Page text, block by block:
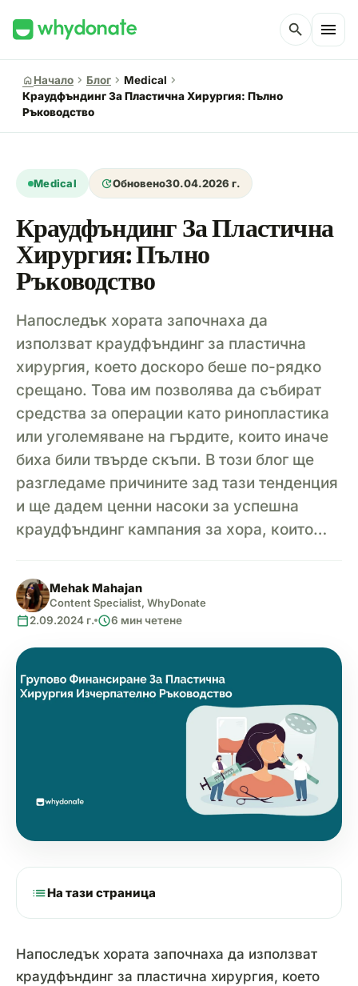
search menu
homeНачало chevron_right Блог chevron_right Medical chevron_right
Краудфъндинг За Пластична Хирургия: Пълно
Ръководство
Medical updateОбновено30.04.2026 г.
Краудфъндинг За Пластична
Хирургия: Пълно
Ръководство
Напоследък хората започнаха да
използват краудфъндинг за пластична
хирургия, което доскоро беше по-рядко
срещано. Това им позволява да събират
средства за операции като ринопластика
или уголемяване на гърдите, които иначе
биха били твърде скъпи. В този блог ще
разгледаме причините зад тази тенденция
и ще дадем ценни насоки за успешна
краудфъндинг кампания за хора, които…
Mehak Mahajan
Content Specialist, WhyDonate
calendar_today2.09.2024 г. schedule6 мин четене
listНа тази страница
Напоследък хората започнаха да използват
краудфъндинг за пластична хирургия, което